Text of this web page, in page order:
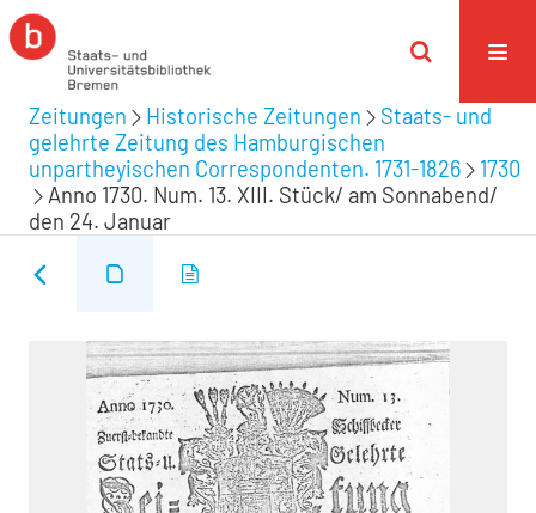
Zeitungen Historische Zeitungen
Staats- und
gelehrte Zeitung des Hamburgischen
unpartheyischen Correspondenten. 1731-1826
1730
Anno 1730. Num. 13. XIII. Stück/ am Sonnabend/
den 24. Januar